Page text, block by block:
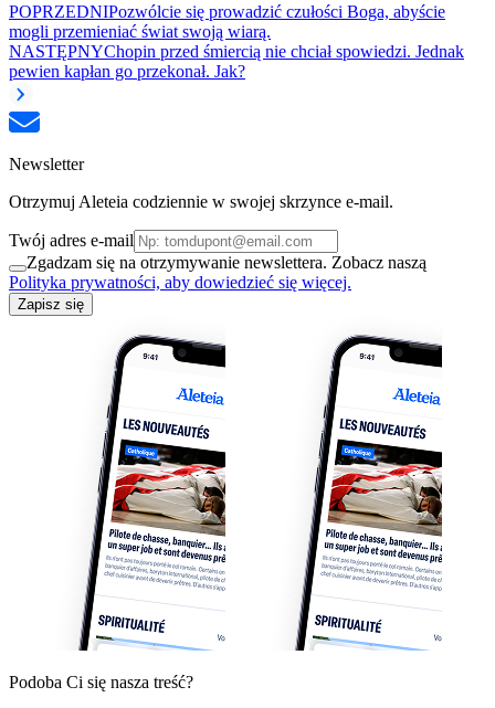
POPRZEDNIPozwólcie się prowadzić czułości Boga, abyście
mogli przemieniać świat swoją wiarą.
NASTĘPNYChopin przed śmiercią nie chciał spowiedzi. Jednak
pewien kapłan go przekonał. Jak?
Newsletter
Otrzymuj Aleteia codziennie w swojej skrzynce e-mail.
Twój adres e-mail
Zgadzam się na otrzymywanie newslettera. Zobacz naszą
Polityka prywatności, aby dowiedzieć się więcej.
Zapisz się
Podoba Ci się nasza treść?